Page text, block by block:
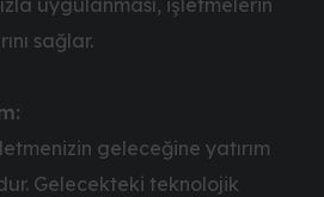
sağlar.
geleceğine yatırım
Gelecekteki teknolojik